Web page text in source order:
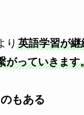
り 英語学習が
がっていきます
もある